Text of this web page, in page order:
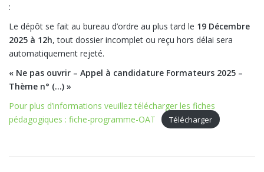
:
Le dépôt se fait au bureau d’ordre au plus tard le 19 Décembre
2025 à 12h, tout dossier incomplet ou reçu hors délai sera
automatiquement rejeté.
« Ne pas ouvrir – Appel à candidature Formateurs 2025 –
Thème n° (…) »
Pour plus d’informations veuillez télécharger les fiches
pédagogiques : fiche-programme-OAT
Télécharger